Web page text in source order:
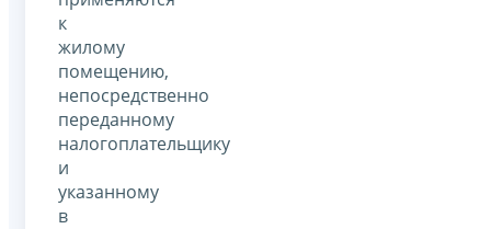
к
жилому
помещению,
непосредственно
переданному
налогоплательщику
и
указанному
в